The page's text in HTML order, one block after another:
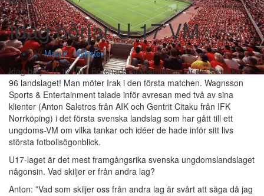
Idag börjar U-17 VM
AvMartiniNyheter
Idag börjar U-17 VM i Förenade Arabemiraten för det svenska P-
96 landslaget! Man möter Irak i den första matchen. Wagnsson
Sports & Entertainment talade inför avresan med två av sina
klienter (Anton Saletros från AIK och Gentrit Citaku från IFK
Norrköping) i det första svenska landslag som har gått till ett
ungdoms-VM om vilka tankar och idéer de hade inför sitt livs
största fotbollsögonblick.
U17-laget är det mest framgångsrika svenska ungdomslandslaget
någonsin. Vad skiljer er från andra lag?
Anton: ”Vad som skiljer oss från andra lag är svårt att säga då jag